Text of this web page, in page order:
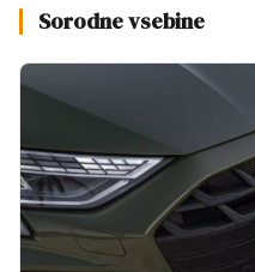
Sorodne vsebine